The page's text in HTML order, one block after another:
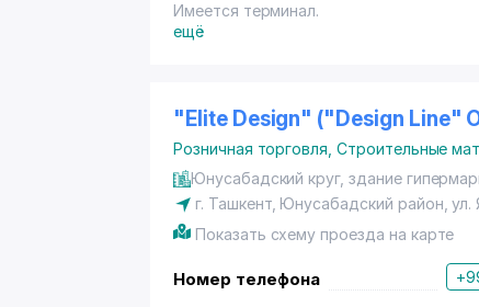
Имеется терминал.
ещё
"Elite Design" ("Design Line"
Розничная торговля ,Строительные
Юнусабадский круг, здание
г. Ташкент, Юнусабадский район ,ул.
Показать схему проезда на карте
Номер телефона